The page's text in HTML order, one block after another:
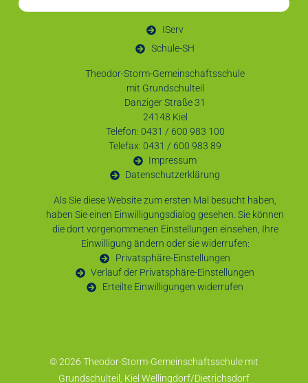
IServ
Schule-SH
Theodor-Storm-Gemeinschaftsschule
mit Grundschulteil
Danziger Straße 31
24148 Kiel
Telefon: 0431 / 600 983 100
Telefax: 0431 / 600 983 89
Impressum
Datenschutzerklärung
Als Sie diese Website zum ersten Mal besucht haben,
haben Sie einen Einwilligungsdialog gesehen. Sie können
die dort vorgenommenen Einstellungen einsehen, Ihre
Einwilligung ändern oder sie widerrufen:
Privatsphäre-Einstellungen
Verlauf der Privatsphäre-Einstellungen
Erteilte Einwilligungen widerrufen
© 2026 Theodor-Storm-Gemeinschaftsschule mit
Grundschulteil, Kiel Wellingdorf/Dietrichsdorf